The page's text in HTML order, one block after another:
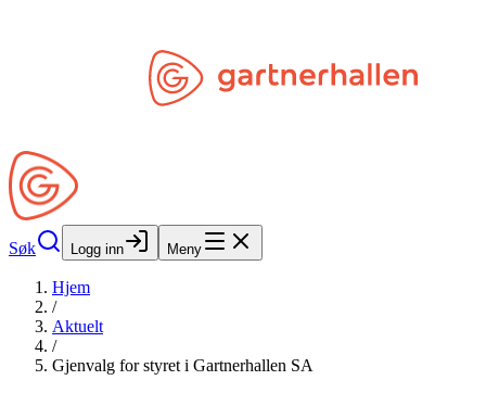
Søk
Åpne Min Side
Logg inn
Meny
Hjem
/
Aktuelt
/
Gjenvalg for styret i Gartnerhallen SA